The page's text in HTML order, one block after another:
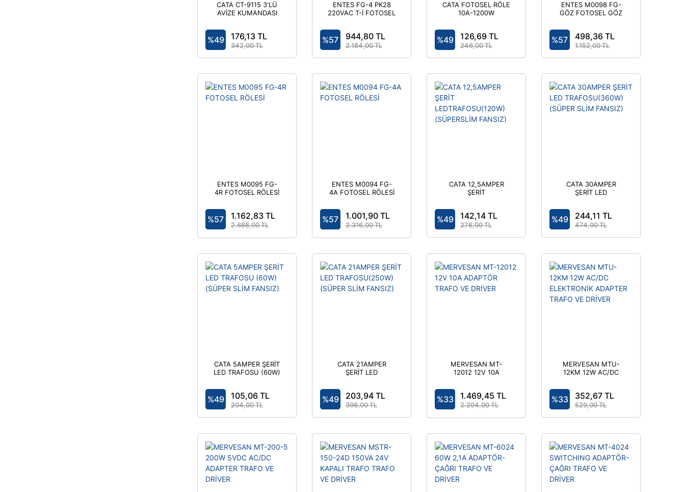
CATA CT-9115 3'LÜ
AVİZE KUMANDASI
%49 176,13 TL
342,00 TL
ENTES FG-4 PK28
220VAC T-İ FOTOSEL
%57 944,80 TL
2.184,00 TL
CATA FOTOSEL RÖLE
10A-1200W
%49 126,69 TL
246,00 TL
ENTES M0098 FG-
GÖZ FOTOSEL GÖZ
%57 498,36 TL
1.152,00 TL
ENTES M0095 FG-
4R FOTOSEL RÖLESİ
%57 1.162,83 TL
2.688,00 TL
ENTES M0094 FG-
4A FOTOSEL RÖLESİ
%57 1.001,90 TL
2.316,00 TL
CATA 12,5AMPER
ŞERİT
(SÜPERSLİM FANSIZ)
%49 142,14 TL
276,00 TL
CATA 30AMPER
ŞERİT LED
FANSIZ)
%49 244,11 TL
474,00 TL
CATA 5AMPER ŞERİT
LED TRAFOSU (60W)
%49 105,06 TL
204,00 TL
CATA 21AMPER
ŞERİT LED
FANSIZ)
%49 203,94 TL
396,00 TL
MERVESAN MT-
12012 12V 10A
%33 1.469,45 TL
2.204,00 TL
MERVESAN MTU-
12KM 12W AC/DC
ADAPTER TRAFO VE
DRİVER
%33 352,67 TL
529,00 TL